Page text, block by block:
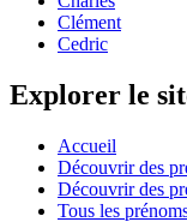
Clément
Cedric
Explorer le
Accueil
Découvrir des
Découvrir des
Tous les